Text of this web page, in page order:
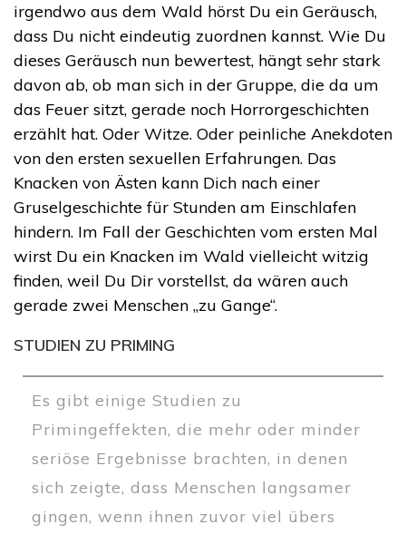
irgendwo aus dem Wald hörst Du ein Geräusch,
dass Du nicht eindeutig zuordnen kannst. Wie Du
dieses Geräusch nun bewertest, hängt sehr stark
davon ab, ob man sich in der Gruppe, die da um
das Feuer sitzt, gerade noch Horrorgeschichten
erzählt hat. Oder Witze. Oder peinliche Anekdoten
von den ersten sexuellen Erfahrungen. Das
Knacken von Ästen kann Dich nach einer
Gruselgeschichte für Stunden am Einschlafen
hindern. Im Fall der Geschichten vom ersten Mal
wirst Du ein Knacken im Wald vielleicht witzig
finden, weil Du Dir vorstellst, da wären auch
gerade zwei Menschen „zu Gange“.
STUDIEN ZU PRIMING
Es gibt einige Studien zu
Primingeffekten, die mehr oder minder
seriöse Ergebnisse brachten, in denen
sich zeigte, dass Menschen langsamer
gingen, wenn ihnen zuvor viel übers